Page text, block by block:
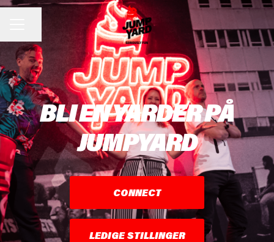
Del siden
BLI EN YARDER PÅ
JUMPYARD
CONNECT
LEDIGE STILLINGER